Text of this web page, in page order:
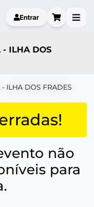
Entrar
- ILHA DOS
não
para